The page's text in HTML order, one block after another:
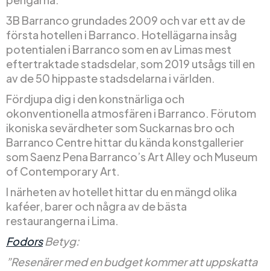
3B Barranco grundades 2009 och var ett av de
första hotellen i Barranco. Hotellägarna insåg
potentialen i Barranco som en av Limas mest
eftertraktade stadsdelar, som 2019 utsågs till en
av de 50 hippaste stadsdelarna i världen.
Fördjupa dig i den konstnärliga och
okonventionella atmosfären i Barranco. Förutom
ikoniska sevärdheter som Suckarnas bro och
Barranco Centre hittar du kända konstgallerier
som Saenz Pena Barranco’s Art Alley och Museum
of Contemporary Art.
I närheten av hotellet hittar du en mängd olika
kaféer, barer och några av de bästa
restaurangerna i Lima.
FodorsBetyg:
”Resenärer med en budget kommer att uppskatta